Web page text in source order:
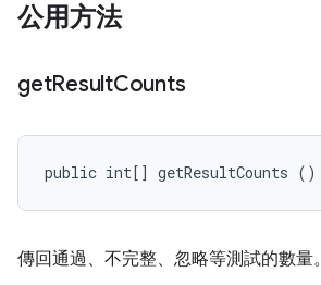
公用方法
getResultCounts
public int[] getResultCounts ()
傳回通過、不完整、忽略等測試的數量。